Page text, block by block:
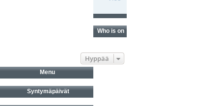
Who is online?
Hyppää
Menu
Syntymäpäivät